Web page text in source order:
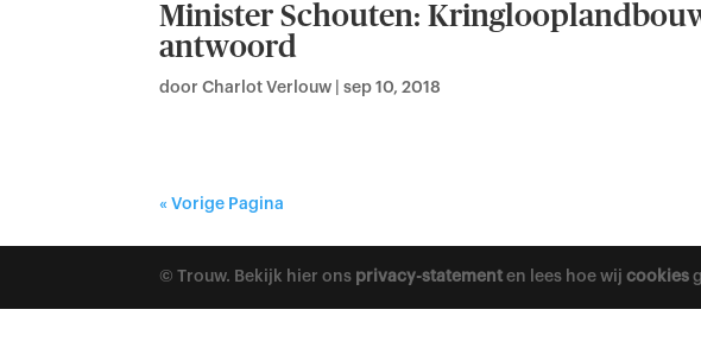
Minister Schouten:
antwoord
doorCharlot Verlouw |sep 10, 2018
« Vorige Pagina
© Trouw. Bekijk hier ons privacy-statement en lees hoe wijcookies